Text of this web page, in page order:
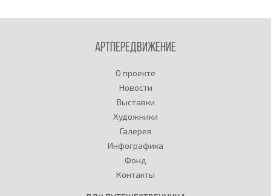
Артпередвижение
О проекте
Новости
Выставки
Художники
Галерея
Инфографика
Фонд
Контакты